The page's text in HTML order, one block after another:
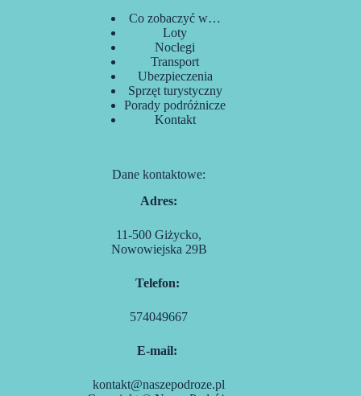
Co zobaczyć w…
Loty
Noclegi
Transport
Ubezpieczenia
Sprzęt turystyczny
Porady podróżnicze
Kontakt
Dane kontaktowe:
Adres:
11-500 Giżycko,
Nowowiejska 29B
Telefon:
574049667
E-mail:
kontakt@naszepodroze.pl